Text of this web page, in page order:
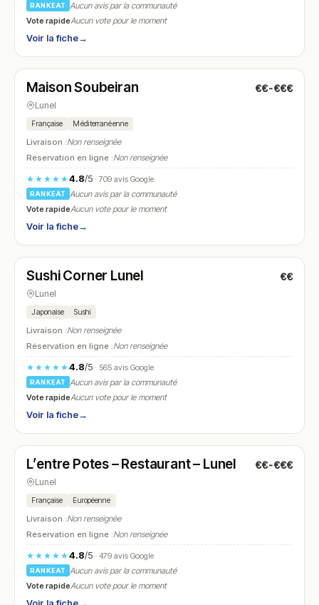
RANKEAT
Aucun avis par la communauté
Vote rapideAucun vote pour le moment
Voir la fiche→
N° 11
Maison Soubeiran €€-€€€
Lunel
Française Méditerranéenne
Livraison :Non renseignée
Réservation en ligne :Non renseignée
★★★★★4.8/5· 709 avis Google
RANKEAT
Aucun avis par la communauté
Vote rapideAucun vote pour le moment
Voir la fiche→
N° 12
Sushi Corner Lunel €€
Lunel
Japonaise Sushi
Livraison :Non renseignée
Réservation en ligne :Non renseignée
★★★★★4.8/5· 565 avis Google
RANKEAT
Aucun avis par la communauté
Vote rapideAucun vote pour le moment
Voir la fiche→
N° 13
L’entre Potes – Restaurant – Lunel €€-€€€
Lunel
Française Européenne
Livraison :Non renseignée
Réservation en ligne :Non renseignée
★★★★★4.8/5· 479 avis Google
RANKEAT
Aucun avis par la communauté
Vote rapideAucun vote pour le moment